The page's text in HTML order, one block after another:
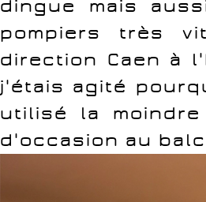
dingue mais
pompiers très
direction Caen à
j'étais agité
utilisé la
d'occasion au